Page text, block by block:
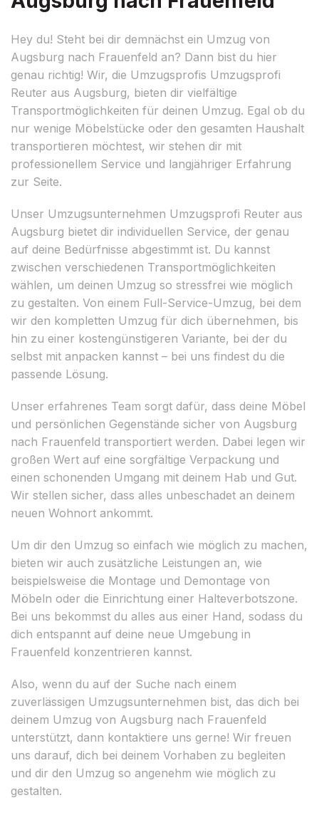
Hey du! Steht bei dir demnächst ein Umzug von
Augsburg nach Frauenfeld an? Dann bist du hier
genau richtig! Wir, die Umzugsprofis Umzugsprofi
Reuter aus Augsburg, bieten dir vielfältige
Transportmöglichkeiten für deinen Umzug. Egal ob du
nur wenige Möbelstücke oder den gesamten Haushalt
transportieren möchtest, wir stehen dir mit
professionellem Service und langjähriger Erfahrung
zur Seite.
Unser Umzugsunternehmen Umzugsprofi Reuter aus
Augsburg bietet dir individuellen Service, der genau
auf deine Bedürfnisse abgestimmt ist. Du kannst
zwischen verschiedenen Transportmöglichkeiten
wählen, um deinen Umzug so stressfrei wie möglich
zu gestalten. Von einem Full-Service-Umzug, bei dem
wir den kompletten Umzug für dich übernehmen, bis
hin zu einer kostengünstigeren Variante, bei der du
selbst mit anpacken kannst – bei uns findest du die
passende Lösung.
Unser erfahrenes Team sorgt dafür, dass deine Möbel
und persönlichen Gegenstände sicher von Augsburg
nach Frauenfeld transportiert werden. Dabei legen wir
großen Wert auf eine sorgfältige Verpackung und
einen schonenden Umgang mit deinem Hab und Gut.
Wir stellen sicher, dass alles unbeschadet an deinem
neuen Wohnort ankommt.
Um dir den Umzug so einfach wie möglich zu machen,
bieten wir auch zusätzliche Leistungen an, wie
beispielsweise die Montage und Demontage von
Möbeln oder die Einrichtung einer Halteverbotszone.
Bei uns bekommst du alles aus einer Hand, sodass du
dich entspannt auf deine neue Umgebung in
Frauenfeld konzentrieren kannst.
Also, wenn du auf der Suche nach einem
zuverlässigen Umzugsunternehmen bist, das dich bei
deinem Umzug von Augsburg nach Frauenfeld
unterstützt, dann kontaktiere uns gerne! Wir freuen
uns darauf, dich bei deinem Vorhaben zu begleiten
und dir den Umzug so angenehm wie möglich zu
gestalten.